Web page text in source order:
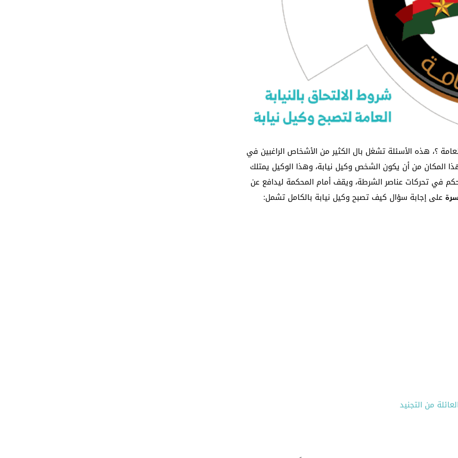
؟، هذه الأسئلة تشغل بال الكثير من الأشخاص الراغبين في
المكان من أن يكون الشخص وكيل نيابة، وهذا الوكيل يمتلك
في تحركات عناصر الشرطة، ويقف أمام المحكمة ليدافع عن
على إجابة سؤال كيف تصبح وكيل نيابة بالكامل تشمل:
من التجنيد